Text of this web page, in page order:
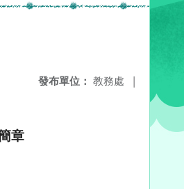
發布單位： 教務處 |
章